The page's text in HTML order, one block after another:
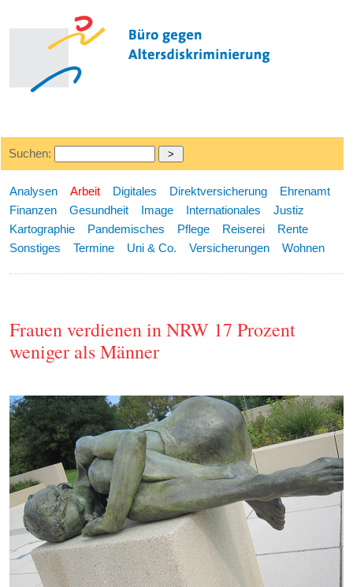
Suchen:
Analysen Arbeit Digitales Direktversicherung
Ehrenamt
Finanzen
Gesundheit Image Internationales
Justiz
Kartographie
Pandemisches Pflege Reiserei
Rente
Sonstiges
Termine Uni & Co. Versicherungen Wohnen
Frauen verdienen in NRW 17 Prozent
weniger als Männer